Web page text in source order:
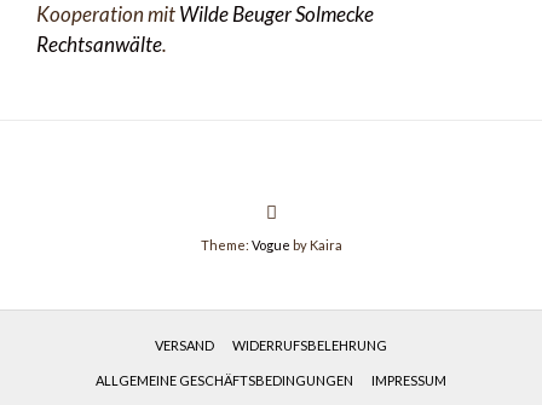
Kooperation mitWilde Beuger Solmecke
Rechtsanwälte.
Theme: Vogue by Kaira
VERSAND WIDERRUFSBELEHRUNG
ALLGEMEINE GESCHÄFTSBEDINGUNGEN IMPRESSUM